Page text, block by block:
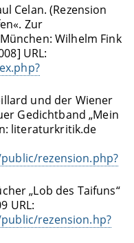
Celan. (Rezension
Zur
Wilhelm Fink
URL:
und der Wiener
Gedichtband „Mein
literaturkritik.de
rezension.php?
„Lob des Taifuns“
URL:
rezension.hp?